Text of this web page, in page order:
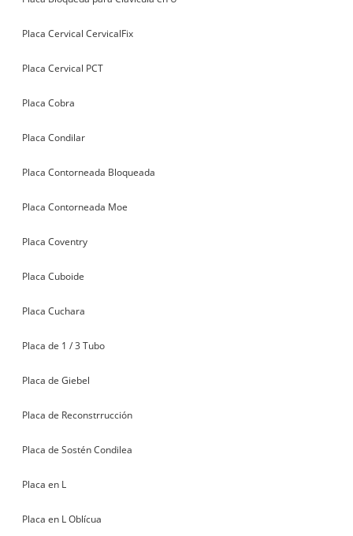
Placa Cervical CervicalFix
Placa Cervical PCT
Placa Cobra
Placa Condilar
Placa Contorneada Bloqueada
Placa Contorneada Moe
Placa Coventry
Placa Cuboide
Placa Cuchara
Placa de 1 / 3 Tubo
Placa de Giebel
Placa de Reconstrrucción
Placa de Sostén Condilea
Placa en L
Placa en L Oblícua